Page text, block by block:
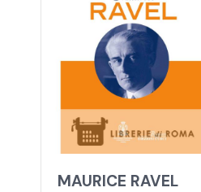
MAURICE RAVEL